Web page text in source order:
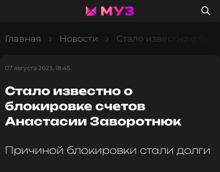
Главная Новости Стало известно о
07 августа 2023, 18:45
Стало известно о
блокировке счетов
Анастасии Заворотнюк
Причиной блокировки стали долги